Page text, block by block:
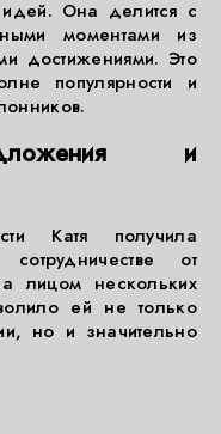
Она делится с
моментами из
достижениями. Это
популярности и
и
Катя получила
от
лицом нескольких
ей не только
но и значительно